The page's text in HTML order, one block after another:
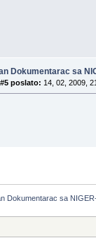
Dokumentarac sa
poslato: 14, 02, 2009,
Dokumentarac sa